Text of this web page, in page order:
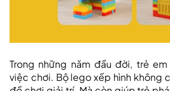
Trong những năm đầu đời, trẻ
việc chơi. Bộ lego xếp hình không